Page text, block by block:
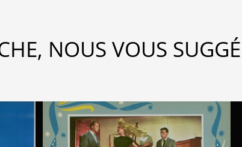
NOUS VOUS